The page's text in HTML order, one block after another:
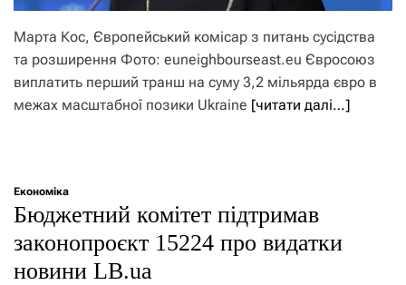
Марта Кос, Європейський комісар з питань сусідства
та розширення Фото: euneighbourseast.eu Євросоюз
виплатить перший транш на суму 3,2 мільярда євро в
межах масштабної позики Ukraine [читати далі…]
Економіка
Бюджетний комітет підтримав
законопроєкт 15224 про видатки
новини LB.ua